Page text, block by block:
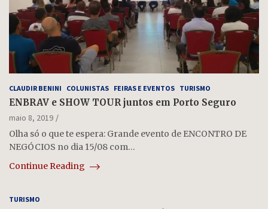
CLAUDIR BENINI COLUNISTAS FEIRAS E EVENTOS TURISMO
ENBRAV e SHOW TOUR juntos em Porto Seguro
maio 8, 2019
Olha só o que te espera: Grande evento de ENCONTRO DE
NEGÓCIOS no dia 15/08 com…
Continue Reading
TURISMO